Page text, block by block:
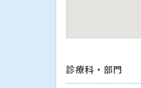
診療科・部門